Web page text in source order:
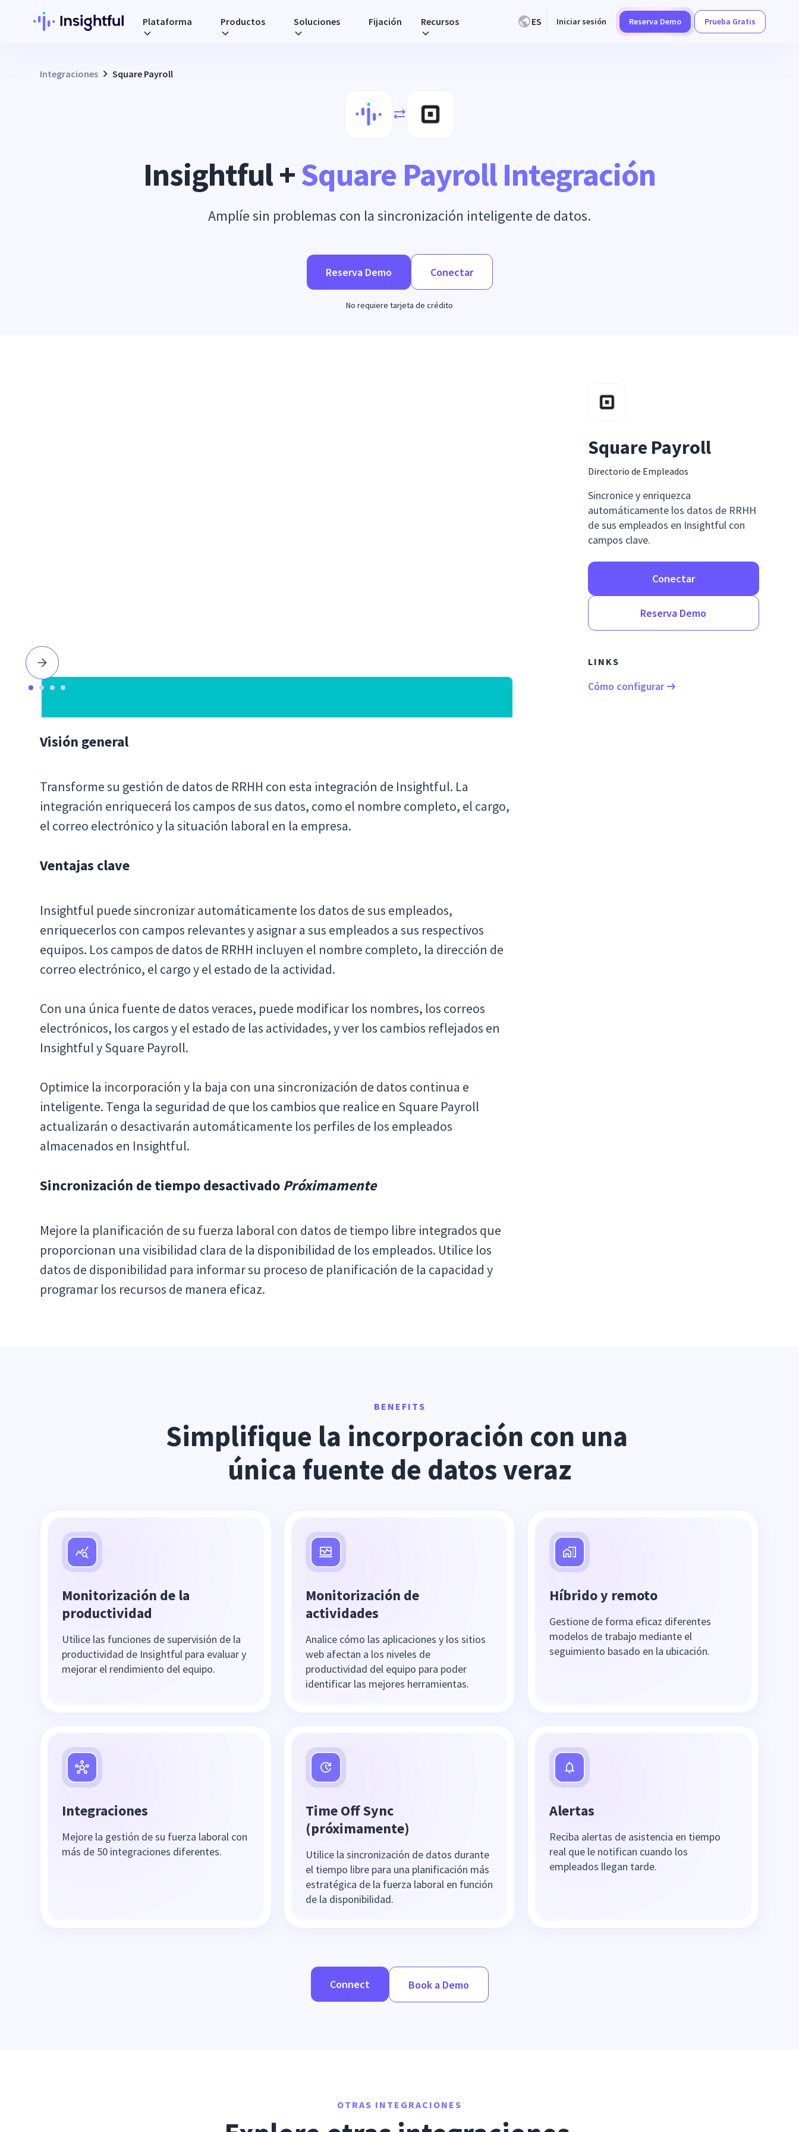
Plataforma Productos Soluciones Fijación Recursos ES Iniciar sesión Reserva Demo Prueba Gratis
Integraciones Square Payroll
Insightful +Square Payroll Integración
Amplíe sin problemas con la sincronización inteligente de datos.
Reserva Demo Conectar
No requiere tarjeta de crédito
Visión general
Transforme su gestión de datos de RRHH con esta integración de Insightful. La
integración enriquecerá los campos de sus datos, como el nombre completo, el cargo,
el correo electrónico y la situación laboral en la empresa.
Ventajas clave
Insightful puede sincronizar automáticamente los datos de sus empleados,
enriquecerlos con campos relevantes y asignar a sus empleados a sus respectivos
equipos. Los campos de datos de RRHH incluyen el nombre completo, la dirección de
correo electrónico, el cargo y el estado de la actividad.
Con una única fuente de datos veraces, puede modificar los nombres, los correos
electrónicos, los cargos y el estado de las actividades, y ver los cambios reflejados en
Insightful y Square Payroll.
Optimice la incorporación y la baja con una sincronización de datos continua e
inteligente. Tenga la seguridad de que los cambios que realice en Square Payroll
actualizarán o desactivarán automáticamente los perfiles de los empleados
almacenados en Insightful.
Sincronización de tiempo desactivado Próximamente
Mejore la planificación de su fuerza laboral con datos de tiempo libre integrados que
proporcionan una visibilidad clara de la disponibilidad de los empleados. Utilice los
datos de disponibilidad para informar su proceso de planificación de la capacidad y
programar los recursos de manera eficaz.
Square Payroll
Directorio de Empleados
Sincronice y enriquezca
automáticamente los datos de RRHH
de sus empleados en Insightful con
campos clave.
Conectar
Reserva Demo
LINKS
Cómo configurar
BENEFITS
Simplifique la incorporación con una
única fuente de datos veraz
Monitorización de la
productividad
Utilice las funciones de supervisión de la
productividad de Insightful para evaluar y
mejorar el rendimiento del equipo.
Monitorización de
actividades
Analice cómo las aplicaciones y los sitios
web afectan a los niveles de
productividad del equipo para poder
identificar las mejores herramientas.
Híbrido y remoto
Gestione de forma eficaz diferentes
modelos de trabajo mediante el
seguimiento basado en la ubicación.
Integraciones
Mejore la gestión de su fuerza laboral con
más de 50 integraciones diferentes.
Time Off Sync
(próximamente)
Utilice la sincronización de datos durante
el tiempo libre para una planificación más
estratégica de la fuerza laboral en función
de la disponibilidad.
Alertas
Reciba alertas de asistencia en tiempo
real que le notifican cuando los
empleados llegan tarde.
Connect Book a Demo
OTRAS INTEGRACIONES